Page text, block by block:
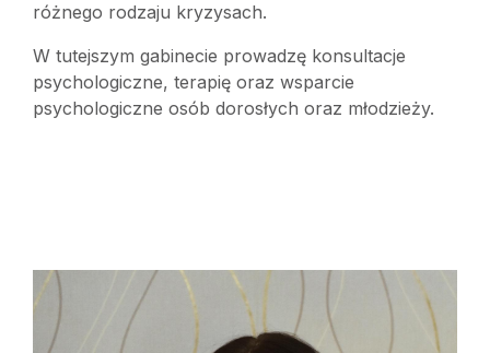
różnego rodzaju kryzysach.
W tutejszym gabinecie prowadzę konsultacje
psychologiczne, terapię oraz wsparcie
psychologiczne osób dorosłych oraz młodzieży.